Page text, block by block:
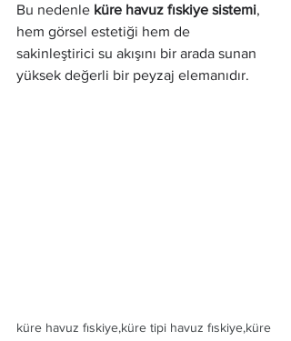
Bu nedenle küre havuz fıskiye sistemi,
hem görsel estetiği hem de
sakinleştirici su akışını bir arada sunan
yüksek değerli bir peyzaj elemanıdır.
küre havuz fıskiye,küre tipi havuz fıskiye,küre